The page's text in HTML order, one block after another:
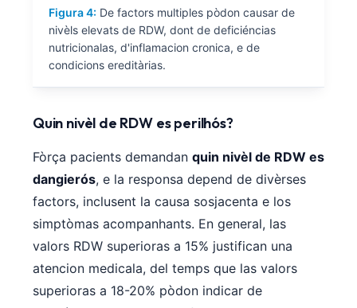
Figura 4: De factors multiples pòdon causar de
nivèls elevats de RDW, dont de deficiéncias
nutricionalas, d'inflamacion cronica, e de
condicions ereditàrias.
Quin nivèl de RDW es perilhós?
Fòrça pacients demandan quin nivèl de RDW es
dangierós, e la responsa depend de divèrses
factors, inclusent la causa sosjacenta e los
simptòmas acompanhants. En general, las
valors RDW superioras a 15% justifican una
atencion medicala, del temps que las valors
superioras a 18-20% pòdon indicar de